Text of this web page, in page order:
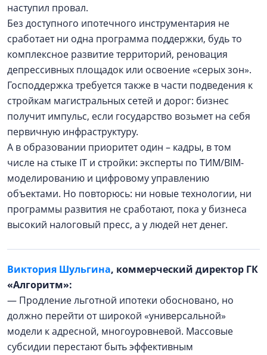
наступил провал.
Без доступного ипотечного инструментария не
сработает ни одна программа поддержки, будь то
комплексное развитие территорий, реновация
депрессивных площадок или освоение «серых зон».
Господдержка требуется также в части подведения к
стройкам магистральных сетей и дорог: бизнес
получит импульс, если государство возьмет на себя
первичную инфраструктуру.
А в образовании приоритет один – кадры, в том
числе на стыке IT и стройки: эксперты по ТИМ/BIM-
моделированию и цифровому управлению
объектами. Но повторюсь: ни новые технологии, ни
программы развития не сработают, пока у бизнеса
высокий налоговый пресс, а у людей нет денег.
Виктория Шульгина, коммерческий директор ГК
«Алгоритм»:
— Продление льготной ипотеки обосновано, но
должно перейти от широкой «универсальной»
модели к адресной, многоуровневой. Массовые
субсидии перестают быть эффективным